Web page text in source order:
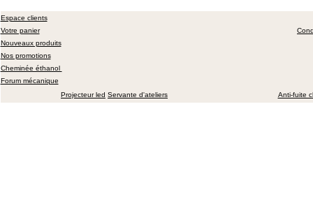
Espace clients
Votre panier
Nouveaux produits
Nos promotions
Cheminée éthanol
Forum mécanique
Projecteur led Servante d'ateliers Anti-fuite